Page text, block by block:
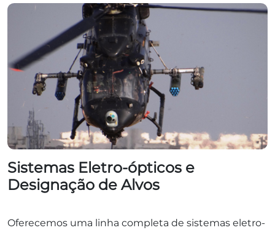
Sistemas Eletro-ópticos e
Designação de Alvos
Oferecemos uma linha completa de sistemas eletro-